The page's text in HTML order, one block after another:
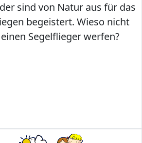
sind von Natur aus für das
begeistert. Wieso nicht
einen Segelflieger werfen?